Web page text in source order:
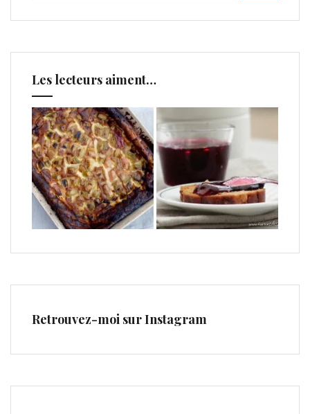
Les lecteurs aiment…
Retrouvez-moi sur Instagram